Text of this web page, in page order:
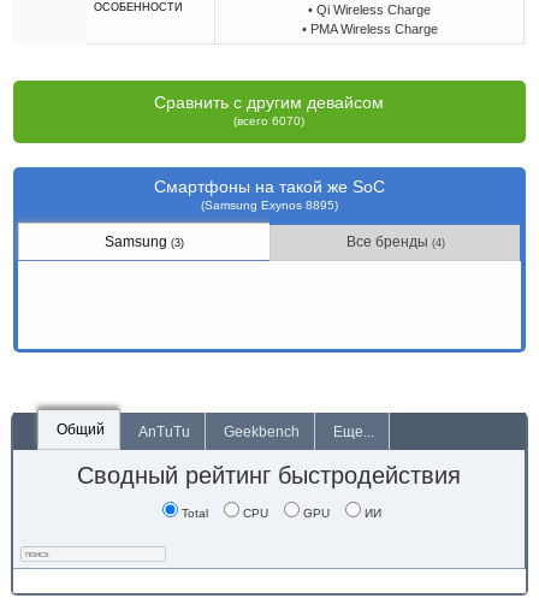
ОСОБЕННОСТИ
• Qi Wireless Charge
• PMA Wireless Charge
Сравнить с другим девайсом
(всего 6070)
Смартфоны на такой же SoC
(Samsung Exynos 8895)
Samsung(3) Все бренды (4)
Общий AnTuTu Geekbench Еще...
Сводный рейтинг быстродействия
Total CPU GPU ИИ